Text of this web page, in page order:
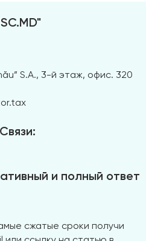
S.A., 3-й этаж, офис. 320
и полный ответ
сжатые сроки получи